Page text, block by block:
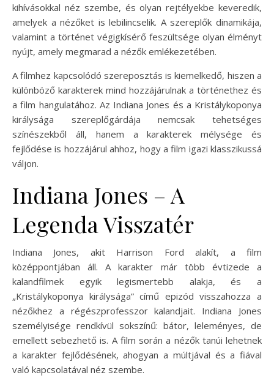
kihívásokkal néz szembe, és olyan rejtélyekbe keveredik,
amelyek a nézőket is lebilincselik. A szereplők dinamikája,
valamint a történet végigkísérő feszültsége olyan élményt
nyújt, amely megmarad a nézők emlékezetében.
A filmhez kapcsolódó szereposztás is kiemelkedő, hiszen a
különböző karakterek mind hozzájárulnak a történethez és
a film hangulatához. Az Indiana Jones és a Kristálykoponya
királysága szereplőgárdája nemcsak tehetséges
színészekből áll, hanem a karakterek mélysége és
fejlődése is hozzájárul ahhoz, hogy a film igazi klasszikussá
váljon.
Indiana Jones – A
Legenda Visszatér
Indiana Jones, akit Harrison Ford alakít, a film
középpontjában áll. A karakter már több évtizede a
kalandfilmek egyik legismertebb alakja, és a
„Kristálykoponya királysága” című epizód visszahozza a
nézőkhez a régészprofesszor kalandjait. Indiana Jones
személyisége rendkívül sokszínű: bátor, leleményes, de
emellett sebezhető is. A film során a nézők tanúi lehetnek
a karakter fejlődésének, ahogyan a múltjával és a fiával
való kapcsolatával néz szembe.